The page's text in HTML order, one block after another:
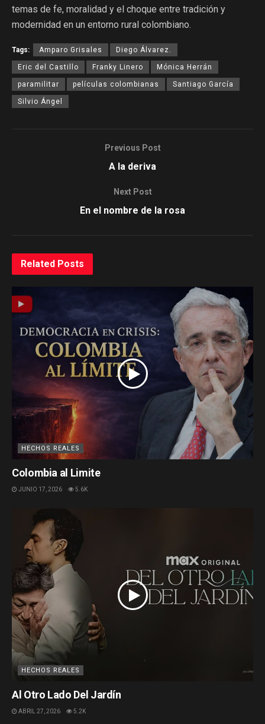
temas de fe, moralidad y el choque entre tradición y
modernidad en un entorno rural colombiano.
Tags: Amparo Grisales Diego Álvarez.
Eric del Castillo Franky Linero Mónica Herrán
paramilitar películas colombianas Santiago García
Silvio Ángel
Previous Post
A la deriva
Next Post
En el nombre de la rosa
Related Posts
HECHOS REALES
Colombia al Limite
JUNIO 17, 2026 5.6K
HECHOS REALES
Al Otro Lado Del Jardín
ABRIL 27, 2026 5.2K